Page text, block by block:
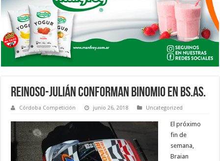
REINOSO-JULIÁN CONFORMAN BINOMIO EN BS.AS.
Córdoba Competición junio 26, 2018 Uncategorized
El próximo
fin de
semana,
Braian